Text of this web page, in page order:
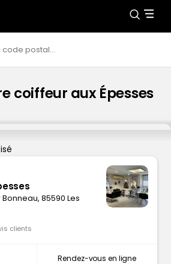
coiffeur aux Épesses
85590 Les
clients
Rendez-vous en ligne